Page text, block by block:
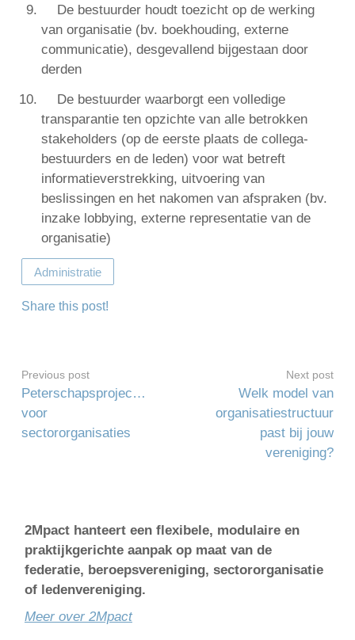
De bestuurder houdt toezicht op de werking
van organisatie (bv. boekhouding, externe
communicatie), desgevallend bijgestaan door
derden
De bestuurder waarborgt een volledige
transparantie ten opzichte van alle betrokken
stakeholders (op de eerste plaats de collega-
bestuurders en de leden) voor wat betreft
informatieverstrekking, uitvoering van
beslissingen en het nakomen van afspraken (bv.
inzake lobbying, externe representatie van de
organisatie)
Administratie
Share this post!
Previous post
Peterschapsprojecten
voor
sectororganisaties
Next post
Welk model van
organisatiestructuur
past bij jouw
vereniging?
2Mpact hanteert een flexibele, modulaire en
praktijkgerichte aanpak op maat van de
federatie, beroepsvereniging, sectororganisatie
of ledenvereniging.
Meer over 2Mpact